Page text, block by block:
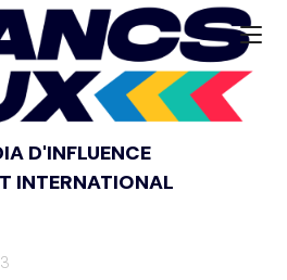
D'INFLUENCE
INTERNATIONAL